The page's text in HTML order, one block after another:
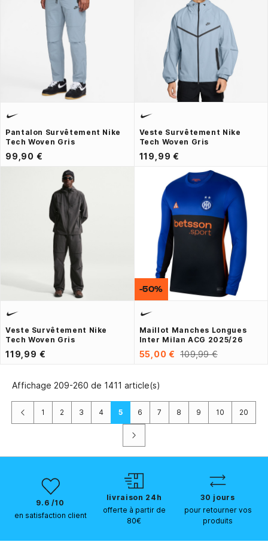
Pantalon Survêtement Nike
Tech Woven Gris
99,90 €
Veste Survêtement Nike
Tech Woven Gris
119,99 €
Veste Survêtement Nike
Tech Woven Gris
119,99 €
Maillot Manches Longues
Inter Milan ACG 2025/26
55,00 € 109,99 €
-50%
Affichage 209-260 de 1411 article(s)
Précédent
1 2 3 4 5 6 7 8 9 10 20
Suivant
9.6 /10
en satisfaction client
livraison 24h
offerte à partir de
80€
30 jours
pour retourner vos
produits